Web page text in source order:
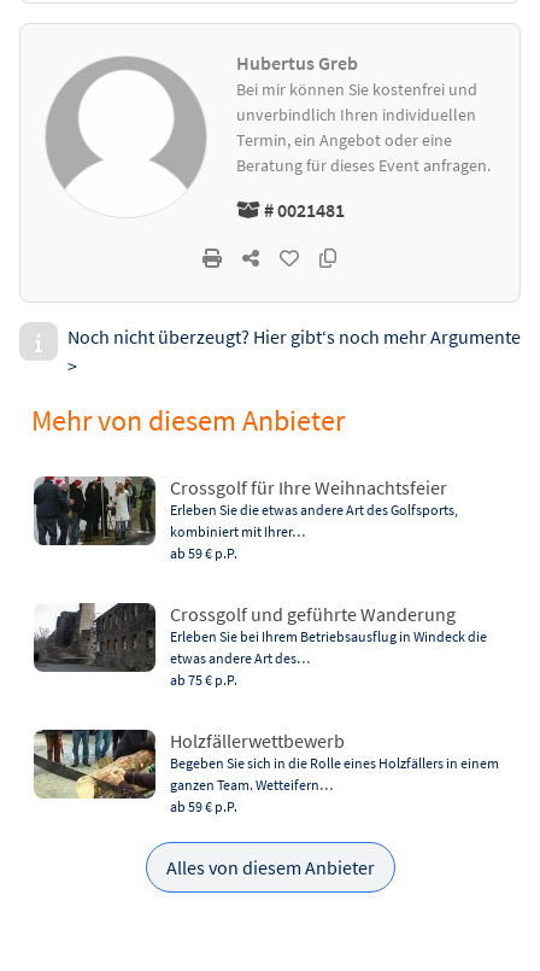
Hubertus Greb
Bei mir können Sie kostenfrei und
unverbindlich Ihren individuellen
Termin, ein Angebot oder eine
Beratung für dieses Event anfragen.
# 0021481
Noch nicht überzeugt? Hier gibt‘s noch mehr Argumente
>
Mehr von diesem Anbieter
Crossgolf für Ihre Weihnachtsfeier
Erleben Sie die etwas andere Art des Golfsports,
kombiniert mit Ihrer…
ab 59 € p.P.
Crossgolf und geführte Wanderung
Erleben Sie bei Ihrem Betriebsausflug in Windeck die
etwas andere Art des…
ab 75 € p.P.
Holzfällerwettbewerb
Begeben Sie sich in die Rolle eines Holzfällers in einem
ganzen Team. Wetteifern…
ab 59 € p.P.
Alles von diesem Anbieter